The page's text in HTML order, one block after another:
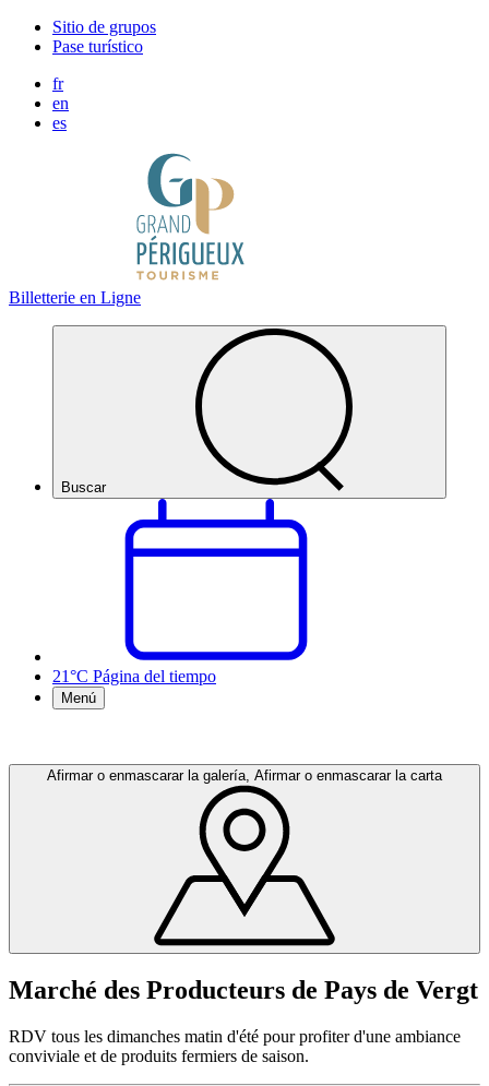
Sitio de grupos
Pase turístico
fr
en
es
Billetterie en Ligne
Buscar
21°C Página del tiempo
Menú
Afirmar o enmascarar la galería, Afirmar o enmascarar la carta
Marché des Producteurs de Pays de Vergt
RDV tous les dimanches matin d'été pour profiter d'une ambiance
conviviale et de produits fermiers de saison.